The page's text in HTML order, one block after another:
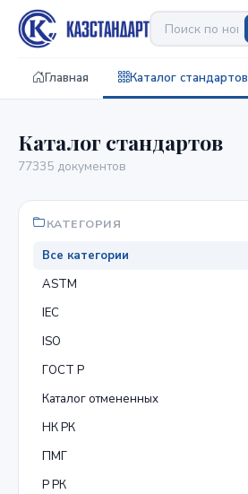
Главная Каталог стандартов
Каталог стандартов
77335 документов
КАТЕГОРИЯ
Все категории
ASTM
IEC
ISO
ГОСТ Р
Каталог отмененных
НК РК
ПМГ
Р РК